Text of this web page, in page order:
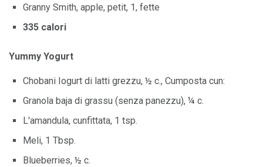
Granny Smith, apple, petit, 1, fette
335 calori
Yummy Yogurt
Chobani Iogurt di latti grezzu, ½ c., Cumposta cun:
Granola baja di grassu (senza panezzu), ¼ c.
L'amandula, cunfittata, 1 tsp.
Meli, 1 Tbsp.
Blueberries, ½ c.